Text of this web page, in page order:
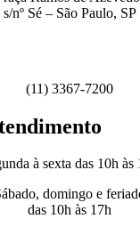
s/nº Sé – São Paulo, SP
(11) 3367-7200
à sexta das 10h às
domingo e
das 10h às 17h